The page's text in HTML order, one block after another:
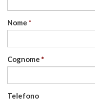
Nome
Cognome
Telefono